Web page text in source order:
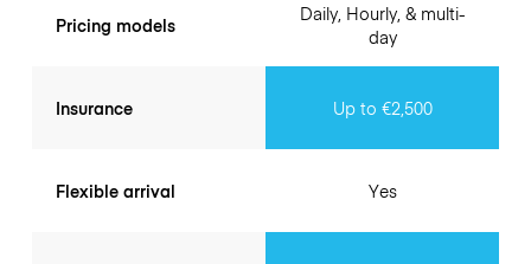
Pricing models
Insurance
Flexible arrival
Daily, Hourly, & multi-
day
Up to €2,500
Yes